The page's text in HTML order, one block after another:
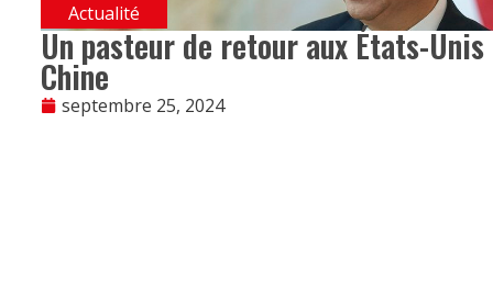
Actualité
Un pasteur de retour aux États-
Chine
septembre 25, 2024